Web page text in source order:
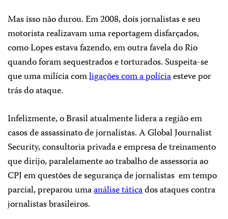
Mas isso não durou. Em 2008, dois jornalistas e seu
motorista realizavam uma reportagem disfarçados,
como Lopes estava fazendo, em outra favela do Rio
quando foram sequestrados e torturados. Suspeita-se
que uma milícia comligações com a políciaesteve por
trás do ataque.
Infelizmente, o Brasil atualmente lidera a região em
casos de assassinato de jornalistas. A Global Journalist
Security, consultoria privada e empresa de treinamento
que dirijo, paralelamente ao trabalho de assessoria ao
CPJ em questões de segurança de jornalistas em tempo
parcial, preparou umaanálise táticados ataques contra
jornalistas brasileiros.